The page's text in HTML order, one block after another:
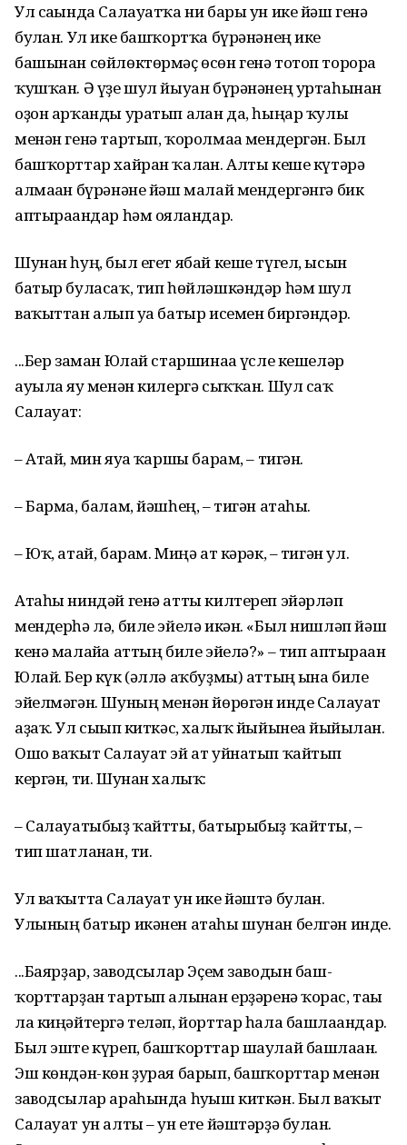
Ул сағында Салауатҡа ни бары ун ике йәш генә
булған. Ул ике башҡортҡа бүрәнәнең ике
башынан сөйлөктөрмәҫ өсөн генә тотоп торорға
ҡушҡан. Ә үҙе шул йыуан бүрәнәнең уртаһынан
оҙон арҡанды уратып алған да, һыңар ҡулы
менән генә тар­тып, ҡоролмаға мендергән. Был
башҡорттар хайран ҡалған. Алты кеше күтәрә
алмаған бүрәнәне йәш малай мендергәнгә бик
аптырағандар һәм оялғандар.
Шунан һуң, был егет ябай кеше түгел, ысын
батыр буласаҡ, тип һөйләшкәндәр һәм шул
ваҡыттан алып уға батыр исемен биргәндәр.
...Бер заман Юлай старшинаға үсле кешеләр
ауылға яу менән килергә сыҡҡан. Шул саҡ
Салауат:
– Атай, мин яуға ҡаршы барам, – тигән.
– Барма, балам, йәшһең, – тигән атаһы.
– Юҡ, атай, барам. Миңә ат кәрәк, – тигән ул.
Атаһы ниндәй генә атты килтереп эйәрләп
мендерһә лә, биле эйелә икән. «Был нишләп йәш
кенә малайға аттың биле эйелә?» – тип аптыраған
Юлай. Бер күк (әллә аҡбуҙмы) аттың ғына биле
эйелмәгән. Шуның менән йөрөгән инде Салауат
аҙаҡ. Ул сығып киткәс, халыҡ йыйынеға йыйылған.
Ошо ваҡыт Салауат эй ат уйнатып ҡайтып
кергән, ти. Шунан халыҡ:
– Салауатыбыҙ ҡайтты, батырыбыҙ ҡайтты, –
тип шат­ланған, ти.
Ул ваҡытта Салауат ун ике йәштә булған.
Улының батыр икәнен атаһы шунан белгән инде.
...Баярҙар, заводсылар Эҫем заводын баш­
ҡорттарҙан тартып алынған ерҙәренә ҡорғас, тағы
ла киңәйтергә теләп, йорттар һала башлағандар.
Был эште күреп, башҡорттар шаулай башлаған.
Эш көндән-көн ҙурая барып, башҡорттар менән
заводсылар араһында һуғыш киткән. Был ваҡыт
Салауат ун алты – ун ете йәштәрҙә булған.